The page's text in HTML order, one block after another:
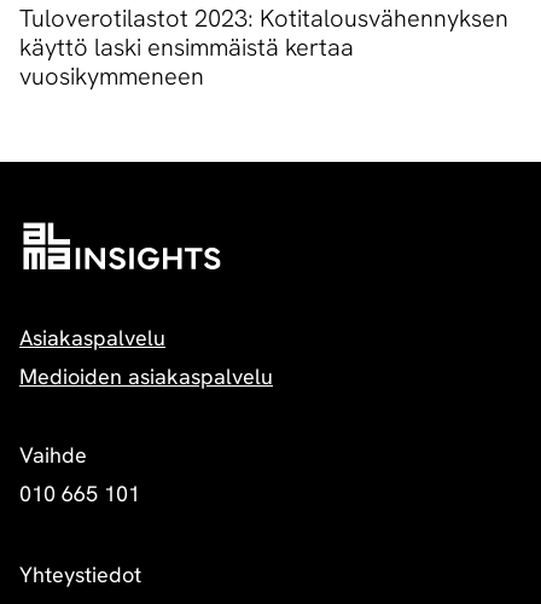
Tuloverotilastot 2023: Kotitalousvähennyksen
käyttö laski ensimmäistä kertaa
vuosikymmeneen
Asiakaspalvelu
Medioiden asiakaspalvelu
Vaihde
010 665 101
Yhteystiedot